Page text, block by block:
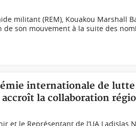
militant (REM), Kouakou Marshall
son mouvement à la suite des
internationale de
la collaboration
et le Représentant de l’UA Ladislas